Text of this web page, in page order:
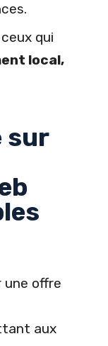
qui
local,
sur
une offre
aux